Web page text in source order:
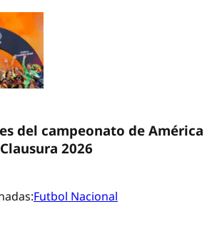
del campeonato de América
2026
Futbol Nacional